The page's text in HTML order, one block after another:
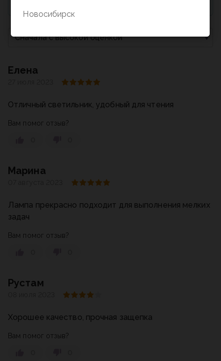
Сначала с высокой оценкой
Елена
Отличный светильник, удобный для чтения
Вам помог отзыв?
Марина
Лампа прекрасно подходит для выполнения мелких
задач
Вам помог отзыв?
Рустам
Хорошее качество, прочная защепка
Вам помог отзыв?
Новосибирск